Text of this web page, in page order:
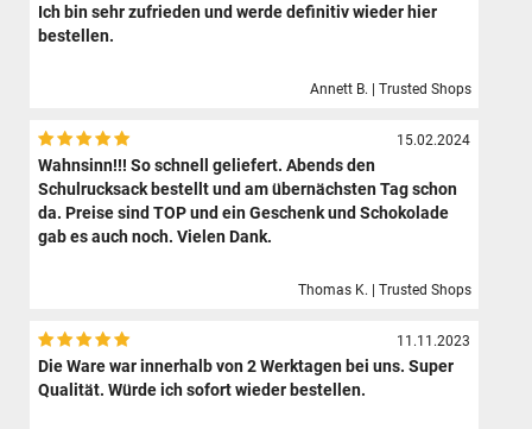
Ich bin sehr zufrieden und werde definitiv wieder hier
bestellen.
Annett B. | Trusted Shops
15.02.2024
Wahnsinn!!! So schnell geliefert. Abends den
Schulrucksack bestellt und am übernächsten Tag schon
da. Preise sind TOP und ein Geschenk und Schokolade
gab es auch noch. Vielen Dank.
Thomas K. | Trusted Shops
11.11.2023
Die Ware war innerhalb von 2 Werktagen bei uns. Super
Qualität. Würde ich sofort wieder bestellen.